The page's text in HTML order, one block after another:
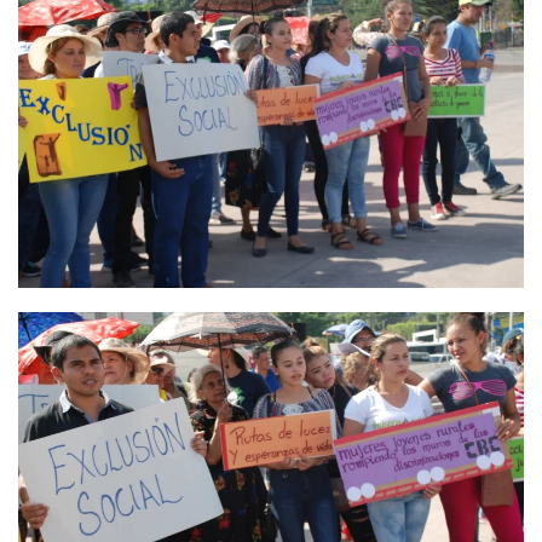
Ver
Ver